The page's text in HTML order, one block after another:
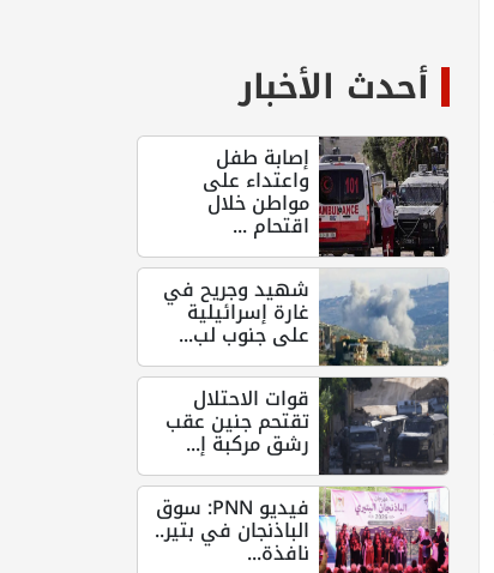
أحدث الأخبار
إصابة طفل
واعتداء على
مواطن خلال
اقتحام ...
شهيد وجريح في
غارة إسرائيلية
على جنوب لب...
قوات الاحتلال
تقتحم جنين عقب
رشق مركبة إ...
فيديو PNN: سوق
الباذنجان في بتير..
نافذة...